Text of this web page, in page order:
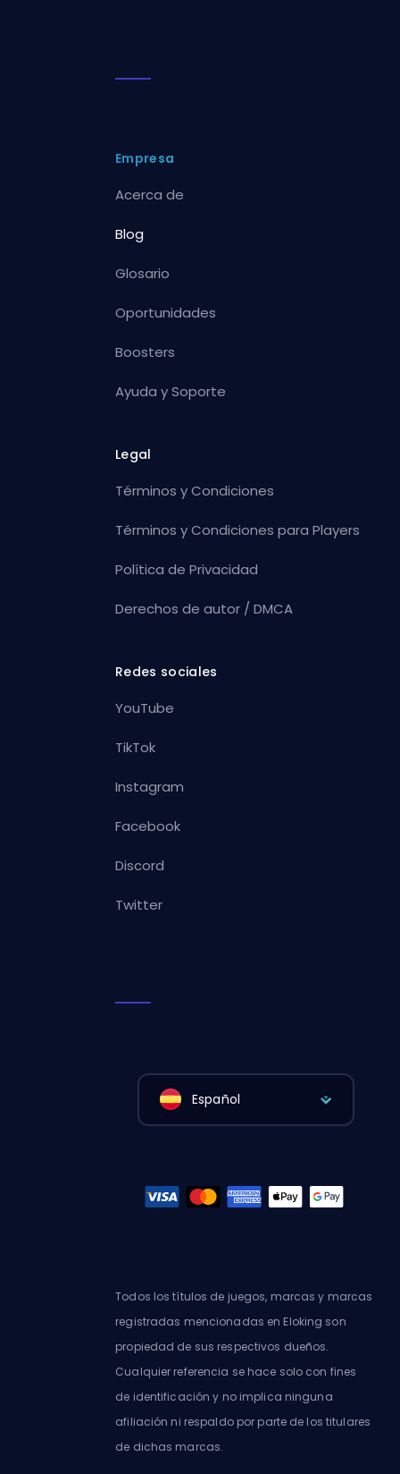
Empresa
Acerca de
Blog
Glosario
Oportunidades
Boosters
Ayuda y Soporte
Legal
Términos y Condiciones
Términos y Condiciones para Players
Política de Privacidad
Derechos de autor / DMCA
Redes sociales
YouTube
TikTok
Instagram
Facebook
Discord
Twitter
Español
Todos los títulos de juegos, marcas y marcas
registradas mencionadas en Eloking son
propiedad de sus respectivos dueños.
Cualquier referencia se hace solo con fines
de identificación y no implica ninguna
afiliación ni respaldo por parte de los titulares
de dichas marcas.